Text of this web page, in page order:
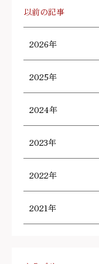
以前の記事
2026年
2025年
2024年
2023年
2022年
2021年